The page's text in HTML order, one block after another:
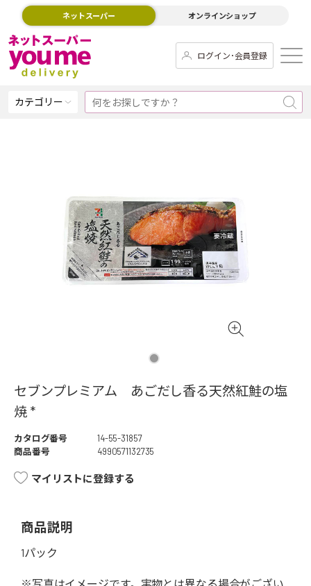
ネットスーパー オンラインショップ
ログイン･会員登録
カテゴリー
セブンプレミアム あごだし香る天然紅鮭の塩
焼 *
カタログ番号
14-55-31857
商品番号
4990571132735
マイリストに登録する
商品説明
1パック